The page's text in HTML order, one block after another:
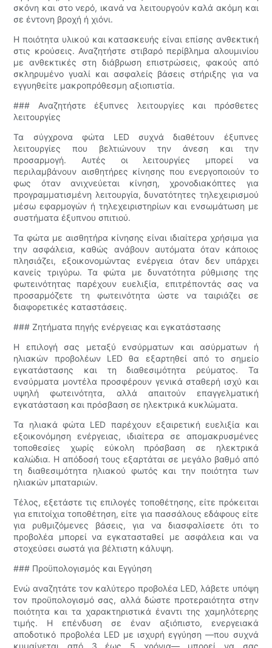
σκόνη και στο νερό, ικανά να λειτουργούν καλά ακόμη και
σε έντονη βροχή ή χιόνι.
Η ποιότητα υλικού και κατασκευής είναι επίσης ανθεκτική
στις κρούσεις. Αναζητήστε στιβαρό περίβλημα αλουμινίου
με ανθεκτικές στη διάβρωση επιστρώσεις, φακούς από
σκληρυμένο γυαλί και ασφαλείς βάσεις στήριξης για να
εγγυηθείτε μακροπρόθεσμη αξιοπιστία.
### Αναζητήστε έξυπνες λειτουργίες και πρόσθετες
λειτουργίες
Τα σύγχρονα φώτα LED συχνά διαθέτουν έξυπνες
λειτουργίες που βελτιώνουν την άνεση και την
προσαρμογή. Αυτές οι λειτουργίες μπορεί να
περιλαμβάνουν αισθητήρες κίνησης που ενεργοποιούν το
φως όταν ανιχνεύεται κίνηση, χρονοδιακόπτες για
προγραμματισμένη λειτουργία, δυνατότητες τηλεχειρισμού
μέσω εφαρμογών ή τηλεχειριστηρίων και ενσωμάτωση με
συστήματα έξυπνου σπιτιού.
Τα φώτα με αισθητήρα κίνησης είναι ιδιαίτερα χρήσιμα για
την ασφάλεια, καθώς ανάβουν αυτόματα όταν κάποιος
πλησιάζει, εξοικονομώντας ενέργεια όταν δεν υπάρχει
κανείς τριγύρω. Τα φώτα με δυνατότητα ρύθμισης της
φωτεινότητας παρέχουν ευελιξία, επιτρέποντάς σας να
προσαρμόζετε τη φωτεινότητα ώστε να ταιριάζει σε
διαφορετικές καταστάσεις.
### Ζητήματα πηγής ενέργειας και εγκατάστασης
Η επιλογή σας μεταξύ ενσύρματων και ασύρματων ή
ηλιακών προβολέων LED θα εξαρτηθεί από το σημείο
εγκατάστασης και τη διαθεσιμότητα ρεύματος. Τα
ενσύρματα μοντέλα προσφέρουν γενικά σταθερή ισχύ και
υψηλή φωτεινότητα, αλλά απαιτούν επαγγελματική
εγκατάσταση και πρόσβαση σε ηλεκτρικά κυκλώματα.
Τα ηλιακά φώτα LED παρέχουν εξαιρετική ευελιξία και
εξοικονόμηση ενέργειας, ιδιαίτερα σε απομακρυσμένες
τοποθεσίες χωρίς εύκολη πρόσβαση σε ηλεκτρικά
καλώδια. Η απόδοσή τους εξαρτάται σε μεγάλο βαθμό από
τη διαθεσιμότητα ηλιακού φωτός και την ποιότητα των
ηλιακών μπαταριών.
Τέλος, εξετάστε τις επιλογές τοποθέτησης, είτε πρόκειται
για επιτοίχια τοποθέτηση, είτε για πασσάλους εδάφους είτε
για ρυθμιζόμενες βάσεις, για να διασφαλίσετε ότι το
προβολέα μπορεί να εγκατασταθεί με ασφάλεια και να
στοχεύσει σωστά για βέλτιστη κάλυψη.
### Προϋπολογισμός και Εγγύηση
Ενώ αναζητάτε τον καλύτερο προβολέα LED, λάβετε υπόψη
τον προϋπολογισμό σας, αλλά δώστε προτεραιότητα στην
ποιότητα και τα χαρακτηριστικά έναντι της χαμηλότερης
τιμής. Η επένδυση σε έναν αξιόπιστο, ενεργειακά
αποδοτικό προβολέα LED με ισχυρή εγγύηση —που συχνά
κυμαίνεται από 3 έως 5 χρόνια— μπορεί να σας